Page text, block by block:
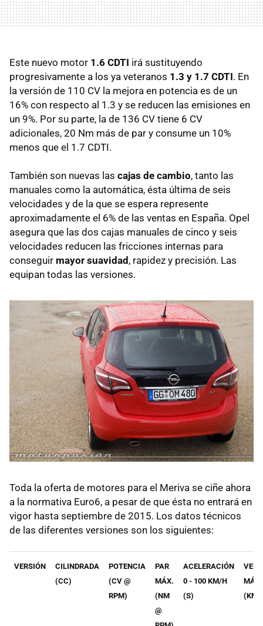
Este nuevo motor 1.6 CDTI irá sustituyendo
progresivamente a los ya veteranos 1.3 y 1.7 CDTI. En
la versión de 110 CV la mejora en potencia es de un
16% con respecto al 1.3 y se reducen las emisiones en
un 9%. Por su parte, la de 136 CV tiene 6 CV
adicionales, 20 Nm más de par y consume un 10%
menos que el 1.7 CDTI.
También son nuevas las cajas de cambio, tanto las
manuales como la automática, ésta última de seis
velocidades y de la que se espera represente
aproximadamente el 6% de las ventas en España. Opel
asegura que las dos cajas manuales de cinco y seis
velocidades reducen las fricciones internas para
conseguir mayor suavidad , rapidez y precisión. Las
equipan todas las versiones.
Toda la oferta de motores para el Meriva se ciñe ahora
a la normativa Euro6, a pesar de que ésta no entrará en
vigor hasta septiembre de 2015. Los datos técnicos
de las diferentes versiones son los siguientes:
VERSIÓN
CILINDRADA
(CC)
POTENCIA
(CV @
RPM)
PAR
MÁX.
(NM
@
ACELERACIÓN
0 - 100 KM/H
(S)
VEL.
MÁX.
(KM/